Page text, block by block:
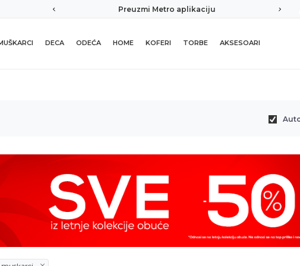
Preuzmi Metro aplikaciju
DECA ODEĆA HOME KOFERI TORBE AKSESOARI